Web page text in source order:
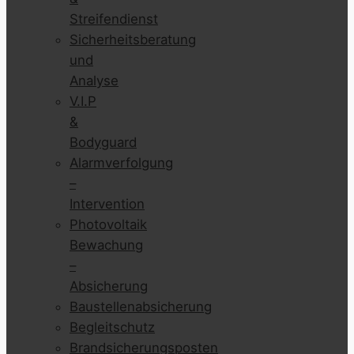
Streifendienst
Sicherheitsberatung
und
Analyse
V.I.P
&
Bodyguard
Alarmverfolgung
–
Intervention
Photovoltaik
Bewachung
–
Absicherung
Baustellenabsicherung
Begleitschutz
Brandsicherungsposten